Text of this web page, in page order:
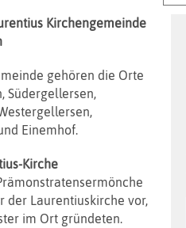
Kirchengemeinde
gehören die Orte
Südergellersen,
Einemhof.
Kirche
der Laurentiuskirche vor,
im Ort gründeten.